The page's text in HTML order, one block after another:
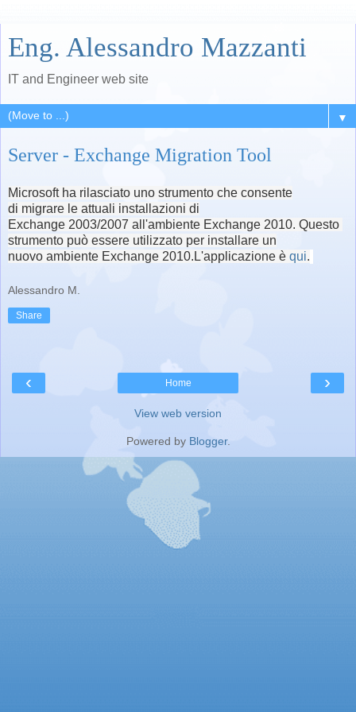
Eng. Alessandro Mazzanti
IT and Engineer web site
▼
Server - Exchange Migration Tool
Microsoft ha rilasciato uno strumento che consente
di migrare le attuali installazioni di
Exchange 2003/2007 all'ambiente Exchange 2010. Questo
strumento può essere utilizzato per installare un
nuovo ambiente Exchange 2010. L'applicazione è qui.
Alessandro M.
Share
‹ ›
Home
View web version
Powered by Blogger.